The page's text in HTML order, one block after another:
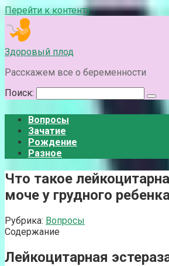
Перейти к контенту
Здоровый плод
Расскажем все о беременности
Поиск:
Вопросы
Зачатие
Рождение
Разное
Что такое
моче у грудного
Рубрика: Вопросы
Содержание
Лейкоцитарная